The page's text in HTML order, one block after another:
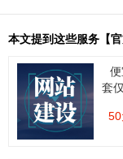
本文提到这些服务【
套
50